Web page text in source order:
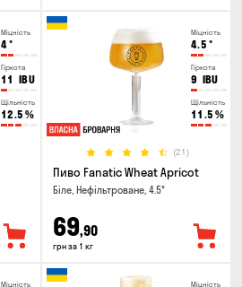
Міцність
4°
Гіркота
11 IBU
Щільність
12.5 %
Міцність
4.5 °
Гіркота
9 IBU
Щільність
11.5 %
(21)
Пиво Fanatic Wheat Apricot
Біле, Нефільтроване, 4.5°
69,90
грн за 1 кг
Міцність Міцність